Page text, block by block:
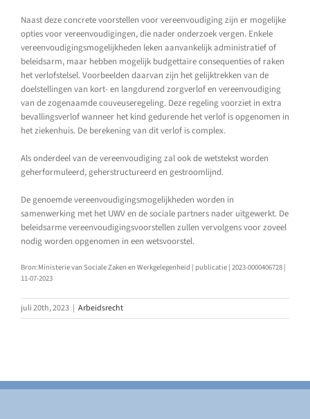
Naast deze concrete voorstellen voor vereenvoudiging zijn er mogelijke
opties voor vereenvoudigingen, die nader onderzoek vergen. Enkele
vereenvoudigingsmogelijkheden leken aanvankelijk administratief of
beleidsarm, maar hebben mogelijk budgettaire consequenties of raken
het verlofstelsel. Voorbeelden daarvan zijn het gelijktrekken van de
doelstellingen van kort- en langdurend zorgverlof en vereenvoudiging
van de zogenaamde couveuseregeling. Deze regeling voorziet in extra
bevallingsverlof wanneer het kind gedurende het verlof is opgenomen in
het ziekenhuis. De berekening van dit verlof is complex.
Als onderdeel van de vereenvoudiging zal ook de wetstekst worden
geherformuleerd, geherstructureerd en gestroomlijnd.
De genoemde vereenvoudigingsmogelijkheden worden in
samenwerking met het UWV en de sociale partners nader uitgewerkt. De
beleidsarme vereenvoudigingsvoorstellen zullen vervolgens voor zoveel
nodig worden opgenomen in een wetsvoorstel.
Bron:Ministerie van Sociale Zaken en Werkgelegenheid | publicatie | 2023-0000406728 |
11-07-2023
juli 20th, 2023 | Arbeidsrecht